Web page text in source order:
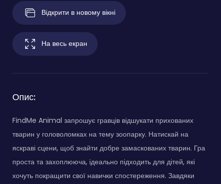
Відкрити в новому вікні
На весь екран
Опис:
FindMe Animal запрошує гравців відшукати прихованих
тварин у головоломках на тему зоопарку. Натискай на
яскраві сцени, щоб знайти добре замаскованих тварин. Гра
проста та захоплююча, ідеально підходить для дітей, які
хочуть покращити свої навички спостереження. Завдяки